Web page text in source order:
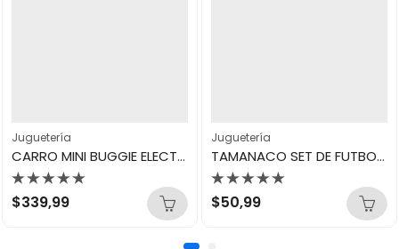
Juguetería
CARRO MINI BUGGIE ELECTRICO
Valorado
con
$339,99
Juguetería
TAMANACO SET DE FUTBOL BALON N3
Valorado
con
$50,99